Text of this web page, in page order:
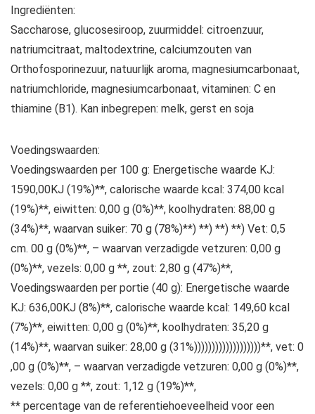
Ingrediënten:
Saccharose, glucosesiroop, zuurmiddel: citroenzuur,
natriumcitraat, maltodextrine, calciumzouten van
Orthofosporinezuur, natuurlijk aroma, magnesiumcarbonaat,
natriumchloride, magnesiumcarbonaat, vitaminen: C en
thiamine (B1). Kan inbegrepen: melk, gerst en soja
Voedingswaarden:
Voedingswaarden per 100 g: Energetische waarde KJ:
1590,00KJ (19%)**, calorische waarde kcal: 374,00 kcal
(19%)**, eiwitten: 0,00 g (0%)**, koolhydraten: 88,00 g
(34%)**, waarvan suiker: 70 g (78%)**) **) **) **) Vet: 0,5
cm. 00 g (0%)**, – waarvan verzadigde vetzuren: 0,00 g
(0%)**, vezels: 0,00 g **, zout: 2,80 g (47%)**,
Voedingswaarden per portie (40 g): Energetische waarde
KJ: 636,00KJ (8%)**, calorische waarde kcal: 149,60 kcal
(7%)**, eiwitten: 0,00 g (0%)**, koolhydraten: 35,20 g
(14%)**, waarvan suiker: 28,00 g (31%)))))))))))))))))))**, vet: 0
,00 g (0%)**, – waarvan verzadigde vetzuren: 0,00 g (0%)**,
vezels: 0,00 g **, zout: 1,12 g (19%)**,
** percentage van de referentiehoeveelheid voor een